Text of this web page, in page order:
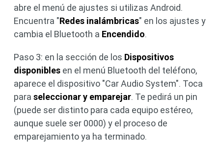
abre el menú de ajustes si utilizas Android.
Encuentra "Redes inalámbricas" en los ajustes y
cambia el Bluetooth a Encendido.
Paso 3: en la sección de los Dispositivos
disponibles en el menú Bluetooth del teléfono,
aparece el dispositivo "Car Audio System". Toca
para seleccionar y emparejar. Te pedirá un pin
(puede ser distinto para cada equipo estéreo,
aunque suele ser 0000) y el proceso de
emparejamiento ya ha terminado.